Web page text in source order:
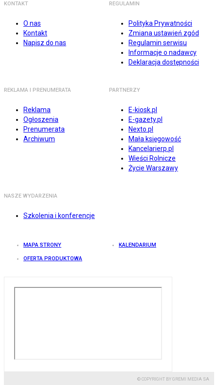
KONTAKT
O nas
Kontakt
Napisz do nas
REGULAMIN
Polityka Prywatności
Zmiana ustawień zgód
Regulamin serwisu
Informacje o nadawcy
Deklaracja dostępności
REKLAMA I PRENUMERATA
Reklama
Ogłoszenia
Prenumerata
Archiwum
PARTNERZY
E-kiosk.pl
E-gazety.pl
Nexto.pl
Mała księgowość
Kancelarierp.pl
Wieści Rolnicze
Życie Warszawy
NASZE WYDARZENIA
Szkolenia i konferencje
MAPA STRONY KALENDARIUM
OFERTA PRODUKTOWA
© COPYRIGHT BY GREMI MEDIA SA